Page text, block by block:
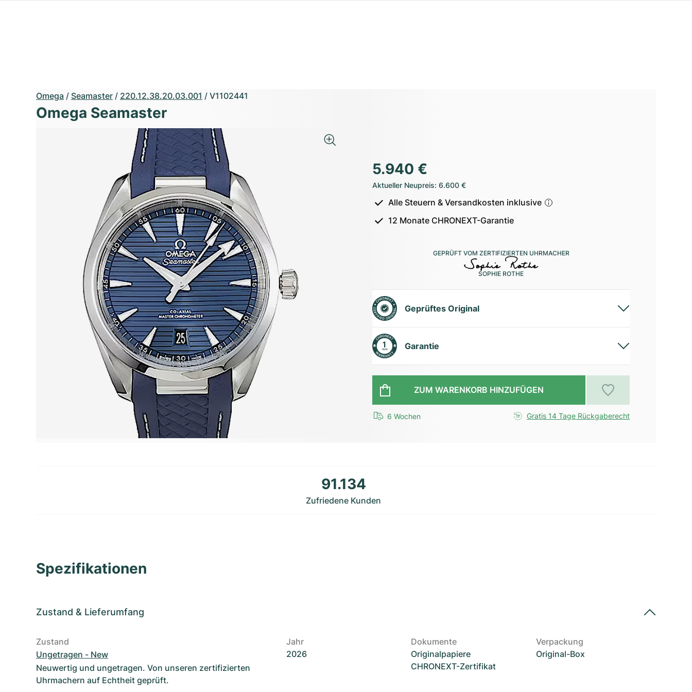
Omega / Seamaster / 220.12.38.20.03.001 / V1102441
Omega Seamaster
5.940 €
Aktueller Neupreis: 6.600 €
Alle Steuern & Versandkosten inklusive
12 Monate CHRONEXT-Garantie
GEPRÜFT VOM ZERTIFIZIERTEN UHRMACHER
SOPHIE ROTHE
Geprüftes Original
Garantie
ZUM WARENKORB HINZUFÜGEN
6 Wochen Gratis 14 Tage Rückgaberecht
91.134
Zufriedene Kunden
Spezifikationen
Zustand & Lieferumfang
Zustand
Ungetragen - New
Neuwertig und ungetragen. Von unseren zertifizierten
Uhrmachern auf Echtheit geprüft.
Jahr
2026
Dokumente
Originalpapiere
CHRONEXT-Zertifikat
Verpackung
Original-Box